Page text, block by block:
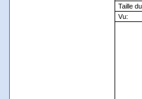
Taille
Vu: